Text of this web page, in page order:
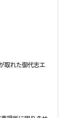
取れた御代志エ